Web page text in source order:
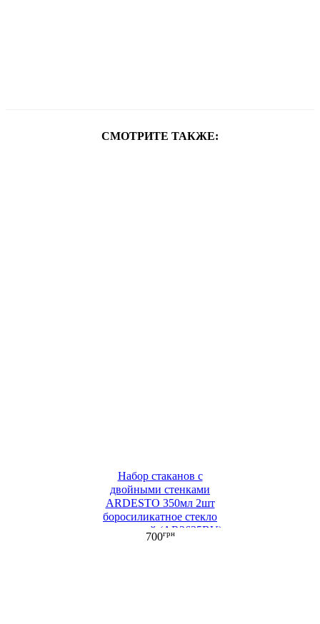
СМОТРИТЕ ТАКЖЕ:
Набор стаканов с
двойными стенками
ARDESTO 350мл 2шт
боросиликатное стекло
прозрачный (AR2635BV)
700грн